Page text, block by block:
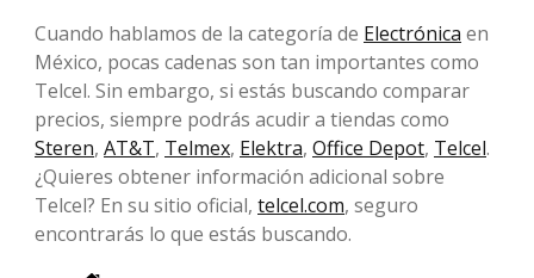
Cuando hablamos de la categoría de Electrónica en
México, pocas cadenas son tan importantes como
Telcel. Sin embargo, si estás buscando comparar
precios, siempre podrás acudir a tiendas como
Steren, AT&T, Telmex, Elektra, Office Depot, Telcel.
¿Quieres obtener información adicional sobre
Telcel? En su sitio oficial, telcel.com, seguro
encontrarás lo que estás buscando.